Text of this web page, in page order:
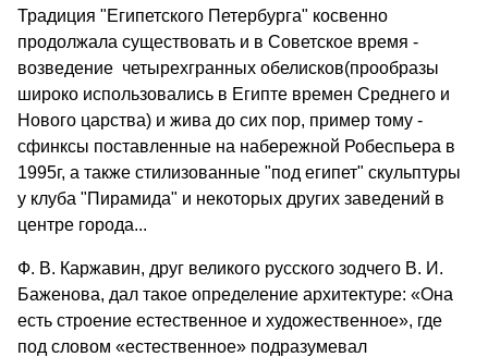
Традиция "Египетского Петербурга" косвенно
продолжала существовать и в Советское время -
возведение четырехгранных обелисков(прообразы
широко использовались в Египте времен Среднего и
Нового царства) и жива до сих пор, пример тому -
сфинксы поставленные на набережной Робеспьера в
1995г, а также стилизованные "под египет" скульптуры
у клуба "Пирамида" и некоторых других заведений в
центре города...
Ф. В. Каржавин, друг великого русского зодчего В. И.
Баженова, дал такое определение архитектуре: «Она
есть строение естественное и художественное», где
под словом «естественное» подразумевал